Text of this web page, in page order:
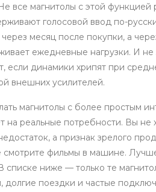
все магнитолы с этой функцией
голосовой ввод по-
месяц после покупки, а
ежедневные нагрузки. И не
если динамики хрипят при
внешних усилителей.
магнитолы с более простым
на реальные потребности. Вы не
а признак зрелого
смотрите фильмы в машине.
списке ниже — только те
долгие поездки и частые